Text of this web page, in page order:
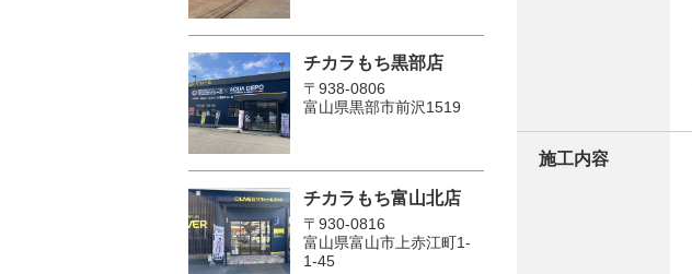
施工内容
チカラもち黒部店
〒938-0806
富山県黒部市前沢1519
チカラもち富山北店
〒930-0816
富山県富山市上赤江町1-
1-45